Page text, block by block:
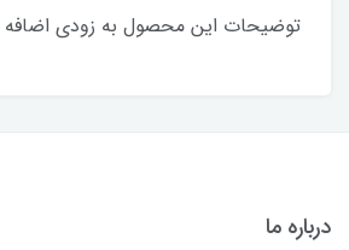
توضیحات این محصول به زودی
درباره ما